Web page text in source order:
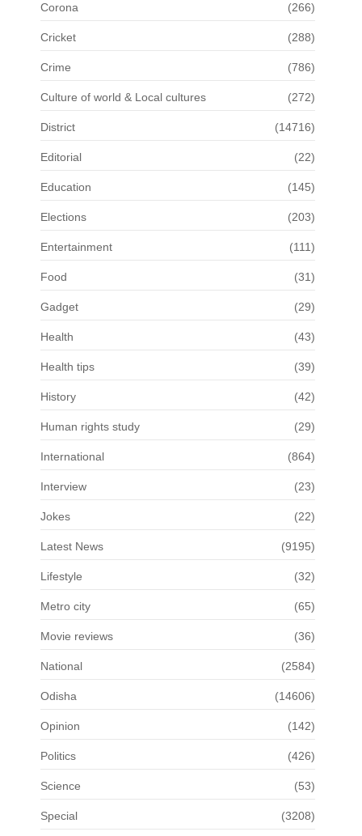
Corona (266)
Cricket (288)
Crime (786)
Culture of world & Local cultures (272)
District (14716)
Editorial (22)
Education (145)
Elections (203)
Entertainment (111)
Food (31)
Gadget (29)
Health (43)
Health tips (39)
History (42)
Human rights study (29)
International (864)
Interview (23)
Jokes (22)
Latest News (9195)
Lifestyle (32)
Metro city (65)
Movie reviews (36)
National (2584)
Odisha (14606)
Opinion (142)
Politics (426)
Science (53)
Special (3208)